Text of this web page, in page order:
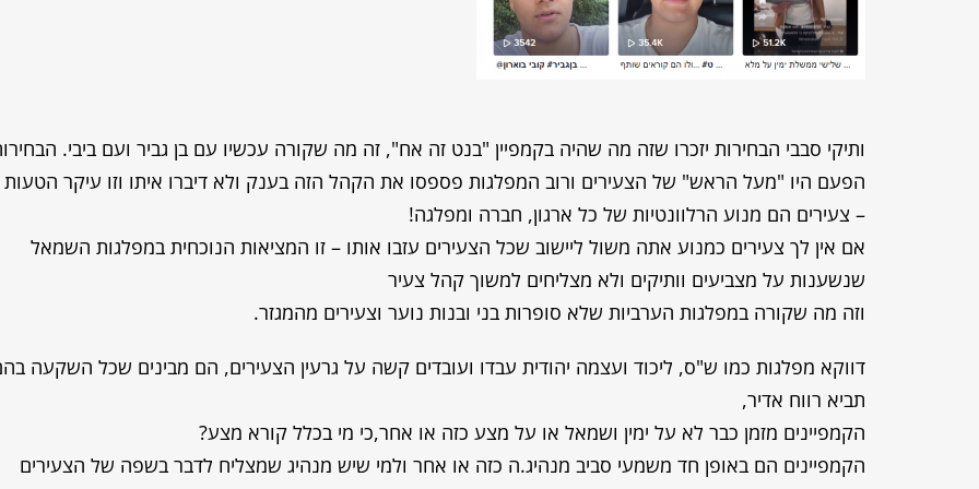
ותיקי סבבי הבחירות יזכרו שזה מה שהיה בקמפיין "בנט זה אח", זה מה שקורה עכשיו עם בן גביר ועם ביבי.
הפעם היו "מעל הראש" של הצעירים ורוב המפלגות פספסו את הקהל הזה בענק ולא דיברו איתו וזו עיקר הטעות
– צעירים הם מנוע הרלוונטיות של כל ארגון, חברה ומפלגה!
אם אין לך צעירים כמנוע אתה משול ליישוב שכל הצעירים עזבו אותו – זו המציאות הנוכחית במפלגות השמאל
שנשענות על מצביעים וותיקים ולא מצליחים למשוך קהל צעיר
וזה מה שקורה במפלגות הערביות שלא סופרות בני ובנות נוער וצעירים מהמגזר.
דווקא מפלגות כמו ש"ס, ליכוד ועצמה יהודית עבדו ועובדים קשה על גרעין הצעירים, הם מבינים שכל השקעה
תביא רווח אדיר,
הקמפיינים מזמן כבר לא על ימין ושמאל או על מצע כזה או אחר,כי מי בכלל קורא מצע?
הקמפיינים הם באופן חד משמעי סביב מנהיג.ה כזה או אחר ולמי שיש מנהיג שמצליח לדבר בשפה של הצעירים